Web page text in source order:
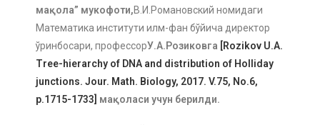
мақола” мукофоти,В.И.Романовский номидаги
Математика институти илм-фан бўйича директор
ўринбосари, профессорУ.А.Розиковга
[Rozikov U.A.
Tree-hierarchy of DNA and distribution of Holliday
junctions. Jour. Math. Biology, 2017. V.75, No.6,
p.1715-1733] мақоласи учун берилди.